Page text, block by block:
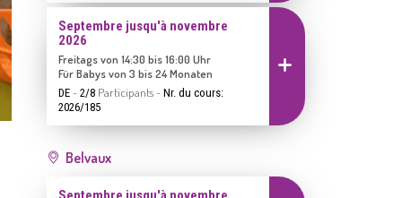
Septembre jusqu'à novembre
2026
Freitags von 14:30 bis 16:00 Uhr
Für Babys von 3 bis 24 Monaten
DE - 2/8 Participants- Nr. du cours:
2026/185
Belvaux